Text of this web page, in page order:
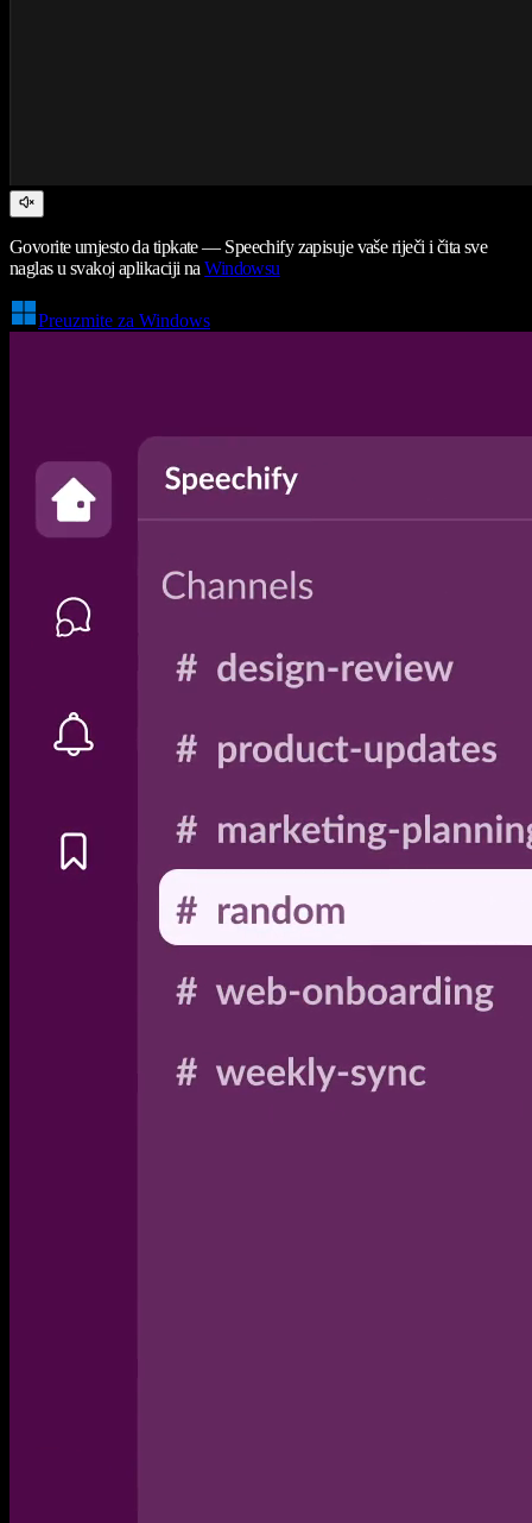
Govorite umjesto da tipkate — Speechify zapisuje vaše riječi i čita sve
naglas u svakoj aplikaciji naWindowsu
Preuzmite za Windows